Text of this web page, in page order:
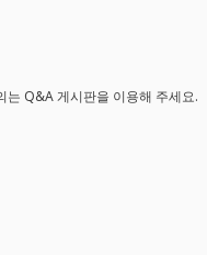
는 Q&A 게시판을 이용해 주세요.